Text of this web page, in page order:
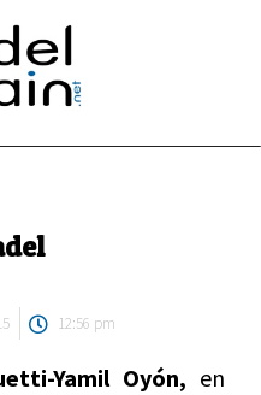
12:56 pm
Yamil Oyón, en